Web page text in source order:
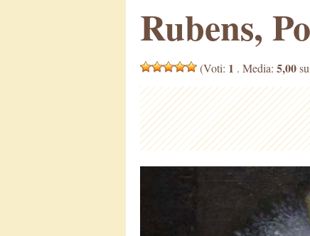
Rubens,
(Voti: 1 . Media: 5,00